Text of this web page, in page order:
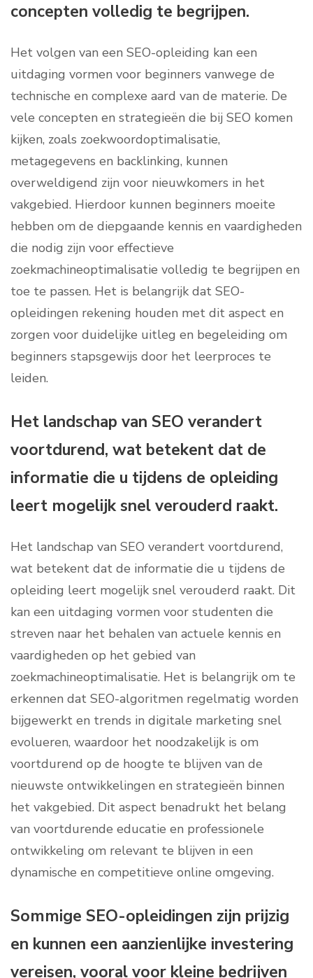
concepten volledig te begrijpen.
Het volgen van een SEO-opleiding kan een
uitdaging vormen voor beginners vanwege de
technische en complexe aard van de materie. De
vele concepten en strategieën die bij SEO komen
kijken, zoals zoekwoordoptimalisatie,
metagegevens en backlinking, kunnen
overweldigend zijn voor nieuwkomers in het
vakgebied. Hierdoor kunnen beginners moeite
hebben om de diepgaande kennis en vaardigheden
die nodig zijn voor effectieve
zoekmachineoptimalisatie volledig te begrijpen en
toe te passen. Het is belangrijk dat SEO-
opleidingen rekening houden met dit aspect en
zorgen voor duidelijke uitleg en begeleiding om
beginners stapsgewijs door het leerproces te
leiden.
Het landschap van SEO verandert
voortdurend, wat betekent dat de
informatie die u tijdens de opleiding
leert mogelijk snel verouderd raakt.
Het landschap van SEO verandert voortdurend,
wat betekent dat de informatie die u tijdens de
opleiding leert mogelijk snel verouderd raakt. Dit
kan een uitdaging vormen voor studenten die
streven naar het behalen van actuele kennis en
vaardigheden op het gebied van
zoekmachineoptimalisatie. Het is belangrijk om te
erkennen dat SEO-algoritmen regelmatig worden
bijgewerkt en trends in digitale marketing snel
evolueren, waardoor het noodzakelijk is om
voortdurend op de hoogte te blijven van de
nieuwste ontwikkelingen en strategieën binnen
het vakgebied. Dit aspect benadrukt het belang
van voortdurende educatie en professionele
ontwikkeling om relevant te blijven in een
dynamische en competitieve online omgeving.
Sommige SEO-opleidingen zijn prijzig
en kunnen een aanzienlijke investering
vereisen, vooral voor kleine bedrijven